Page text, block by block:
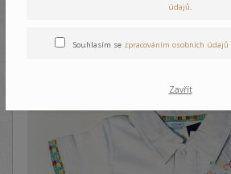
údajů.
Souhlasím se zpracováním osobních údajů
Zavřít